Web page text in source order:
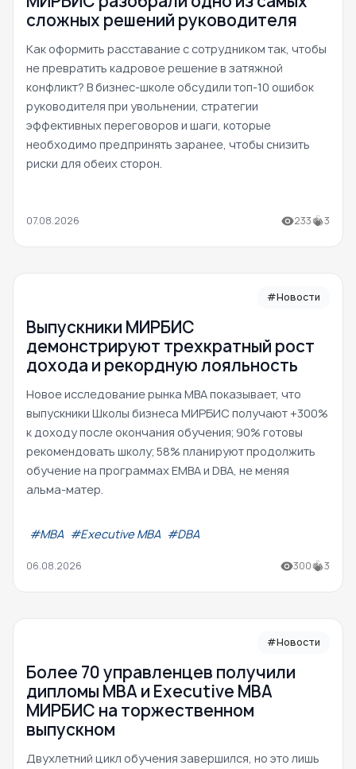
сложных решений руководителя
Как оформить расставание с сотрудником так, чтобы
не превратить кадровое решение в затяжной
конфликт? В бизнес-школе обсудили топ-10 ошибок
руководителя при увольнении, стратегии
эффективных переговоров и шаги, которые
необходимо предпринять заранее, чтобы снизить
риски для обеих сторон.
07.08.2026 233 3
#Новости
Выпускники МИРБИС
демонстрируют трехкратный рост
дохода и рекордную лояльность
Новое исследование рынка MBA показывает, что
выпускники Школы бизнеса МИРБИС получают +300%
к доходу после окончания обучения; 90% готовы
рекомендовать школу; 58% планируют продолжить
обучение на программах EMBA и DBA, не меняя
альма-матер.
#МВА #Executive MBA #DBA
06.08.2026 300 3
#Новости
Более 70 управленцев получили
дипломы MBA и Executive MBA
МИРБИС на торжественном
выпускном
Двухлетний цикл обучения завершился, но это лишь